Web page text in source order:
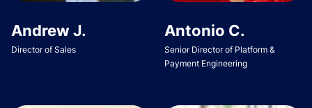
Andrew J.
Director of Sales
Antonio C.
Senior Director of Platform &
Payment Engineering